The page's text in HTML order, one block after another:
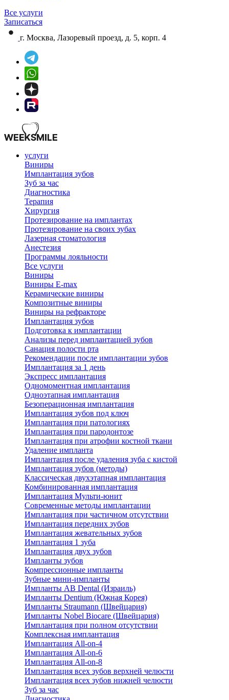
Все услуги
Записаться
г. Москва, Лазоревый проезд, д. 5, корп. 4
услуги
Виниры
Имплантация зубов
Зуб за час
Диагностика
Терапия
Хирургия
Протезирование на имплантах
Протезирование на своих зубах
Лазерная стоматология
Анестезия
Программы лояльности
Все услуги
Виниры
Виниры E-max
Керамические виниры
Композитные виниры
Виниры на рефракторе
Имплантация зубов
Подготовка к имплантации
Анализы перед имплантацией зубов
Санация полости рта
Рекомендации после имплантации зубов
Имплантация за 1 день
Экспресс имплантация
Одномоментная имплантация
Одноэтапная имплантация
Безоперационная имплантация
Имплантация зубов под ключ
Имплантация при патологиях
Имплантация при пародонтозе
Имплантация при атрофии костной ткани
Удаление импланта
Имплантация после удаления зуба с кистой
Имплантация зубов (методы)
Классическая двухэтапная имплантация
Комбинированная имплантация
Имплантация Мульти-юнит
Современные методы имплантации
Имплантация при частичном отсутствии
Имплантация передних зубов
Имплантация жевательных зубов
Имплантация 1 зуба
Имплантация двух зубов
Импланты зубов
Компрессионные импланты
Зубные мини-импланты
Импланты AB Dental (Израиль)
Импланты Dentium (Южная Корея)
Импланты Straumann (Швейцария)
Импланты Nobel Biocare (Швейцария)
Имплантация при полном отсутствии
Комплексная имплантация
Имплантация All-on-4
Имплантация All-on-6
Имплантация All-on-8
Имплантация всех зубов верхней челюсти
Имплантация всех зубов нижней челюсти
Зуб за час